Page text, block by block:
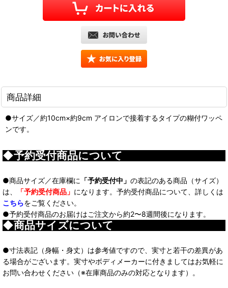
商品詳細
●サイズ／約10cm×約9cm アイロンで接着するタイプの糊付ワッペ
ンです。
◆予約受付商品について
●商品サイズ／在庫欄に 「予約受付中」 の表記のある商品（サイズ）
は、
「予約受付商品」 になります。予約受付商品について、詳しくは
こちらをご覧ください。
●予約受付商品のお届けはご注文から約2〜8週間後になります。
◆商品サイズについて
●寸法表記（身幅・身丈）は参考値ですので、実寸と若干の差異があ
る場合がございます。実寸やボディメーカーに付きましてはお気軽に
お問い合わせください（※在庫商品のみの対応となります）。